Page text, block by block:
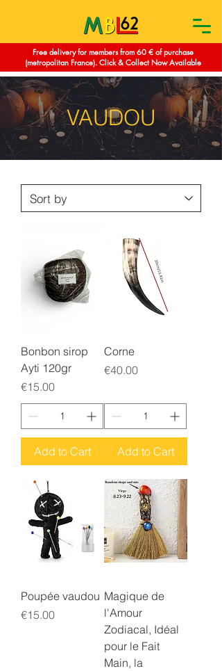
Free delivery for members from 60 € of purchase
(metropolitan France). Click & Collect Now Available
VAUDOU
Bonbon sirop
Ayti 120gr
Price
€15.00
Add to Cart
Corne
Price
€40.00
Add to Cart
Poupée vaudou
Price
€15.00
Magique de
l'Amour
Zodiacal, Idéal
pour le Fait
Main, la